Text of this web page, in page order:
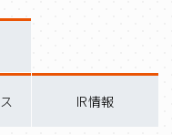
IR情報